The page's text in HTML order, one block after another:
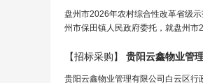
盘州市2026年农村综合性改革省级
州市保田镇人民政府委托，就盘州市
【招标采购】 贵阳云鑫物业管
贵阳云鑫物业管理有限公司白云区